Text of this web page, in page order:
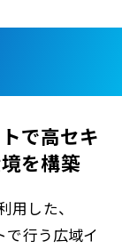
で高セキ
を構築
した、
で行う広域イ